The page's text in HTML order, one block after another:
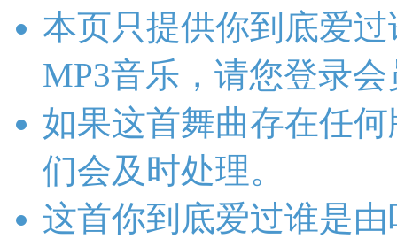
本页只提供你到底爱
MP3音乐，请您登录
如果这首舞曲存在任
们会及时处理。
这首你到底爱过谁是